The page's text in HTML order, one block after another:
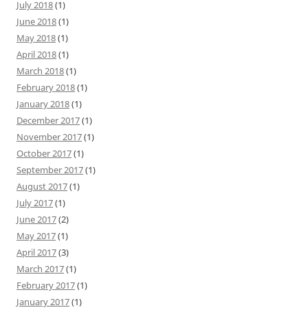
July 2018(1)
June 2018(1)
May 2018(1)
April 2018(1)
March 2018(1)
February 2018(1)
January 2018(1)
December 2017(1)
November 2017(1)
October 2017(1)
September 2017(1)
August 2017(1)
July 2017(1)
June 2017(2)
May 2017(1)
April 2017(3)
March 2017(1)
February 2017(1)
January 2017(1)